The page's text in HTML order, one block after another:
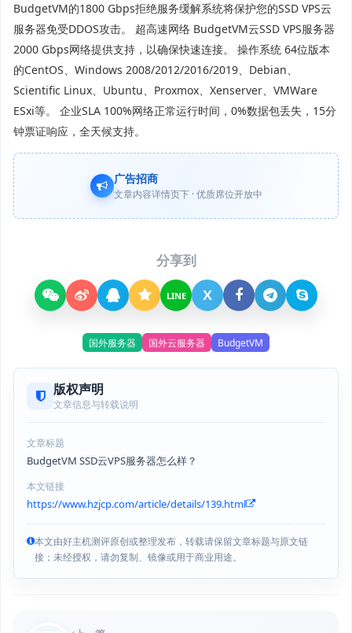
BudgetVM的1800 Gbps拒绝服务缓解系统将保护您的SSD VPS云
服务器免受DDOS攻击。 超高速网络 BudgetVM云SSD VPS服务器
2000 Gbps网络提供支持，以确保快速连接。 操作系统 64位版本
的CentOS、Windows 2008/2012/2016/2019、Debian、
Scientific Linux、Ubuntu、Proxmox、Xenserver、VMWare
ESxi等。 企业SLA 100%网络正常运行时间，0%数据包丢失，15分
钟票证响应，全天候支持。
广告招商
文章内容详情页下 · 优质席位开放中
分享到
LINE X
国外服务器 国外云服务器 BudgetVM
版权声明
文章信息与转载说明
文章标题
BudgetVM SSD云VPS服务器怎么样？
本文链接
https://www.hzjcp.com/article/details/139.html
本文由好主机测评原创或整理发布，转载请保留文章标题与原文链
接；未经授权，请勿复制、镜像或用于商业用途。